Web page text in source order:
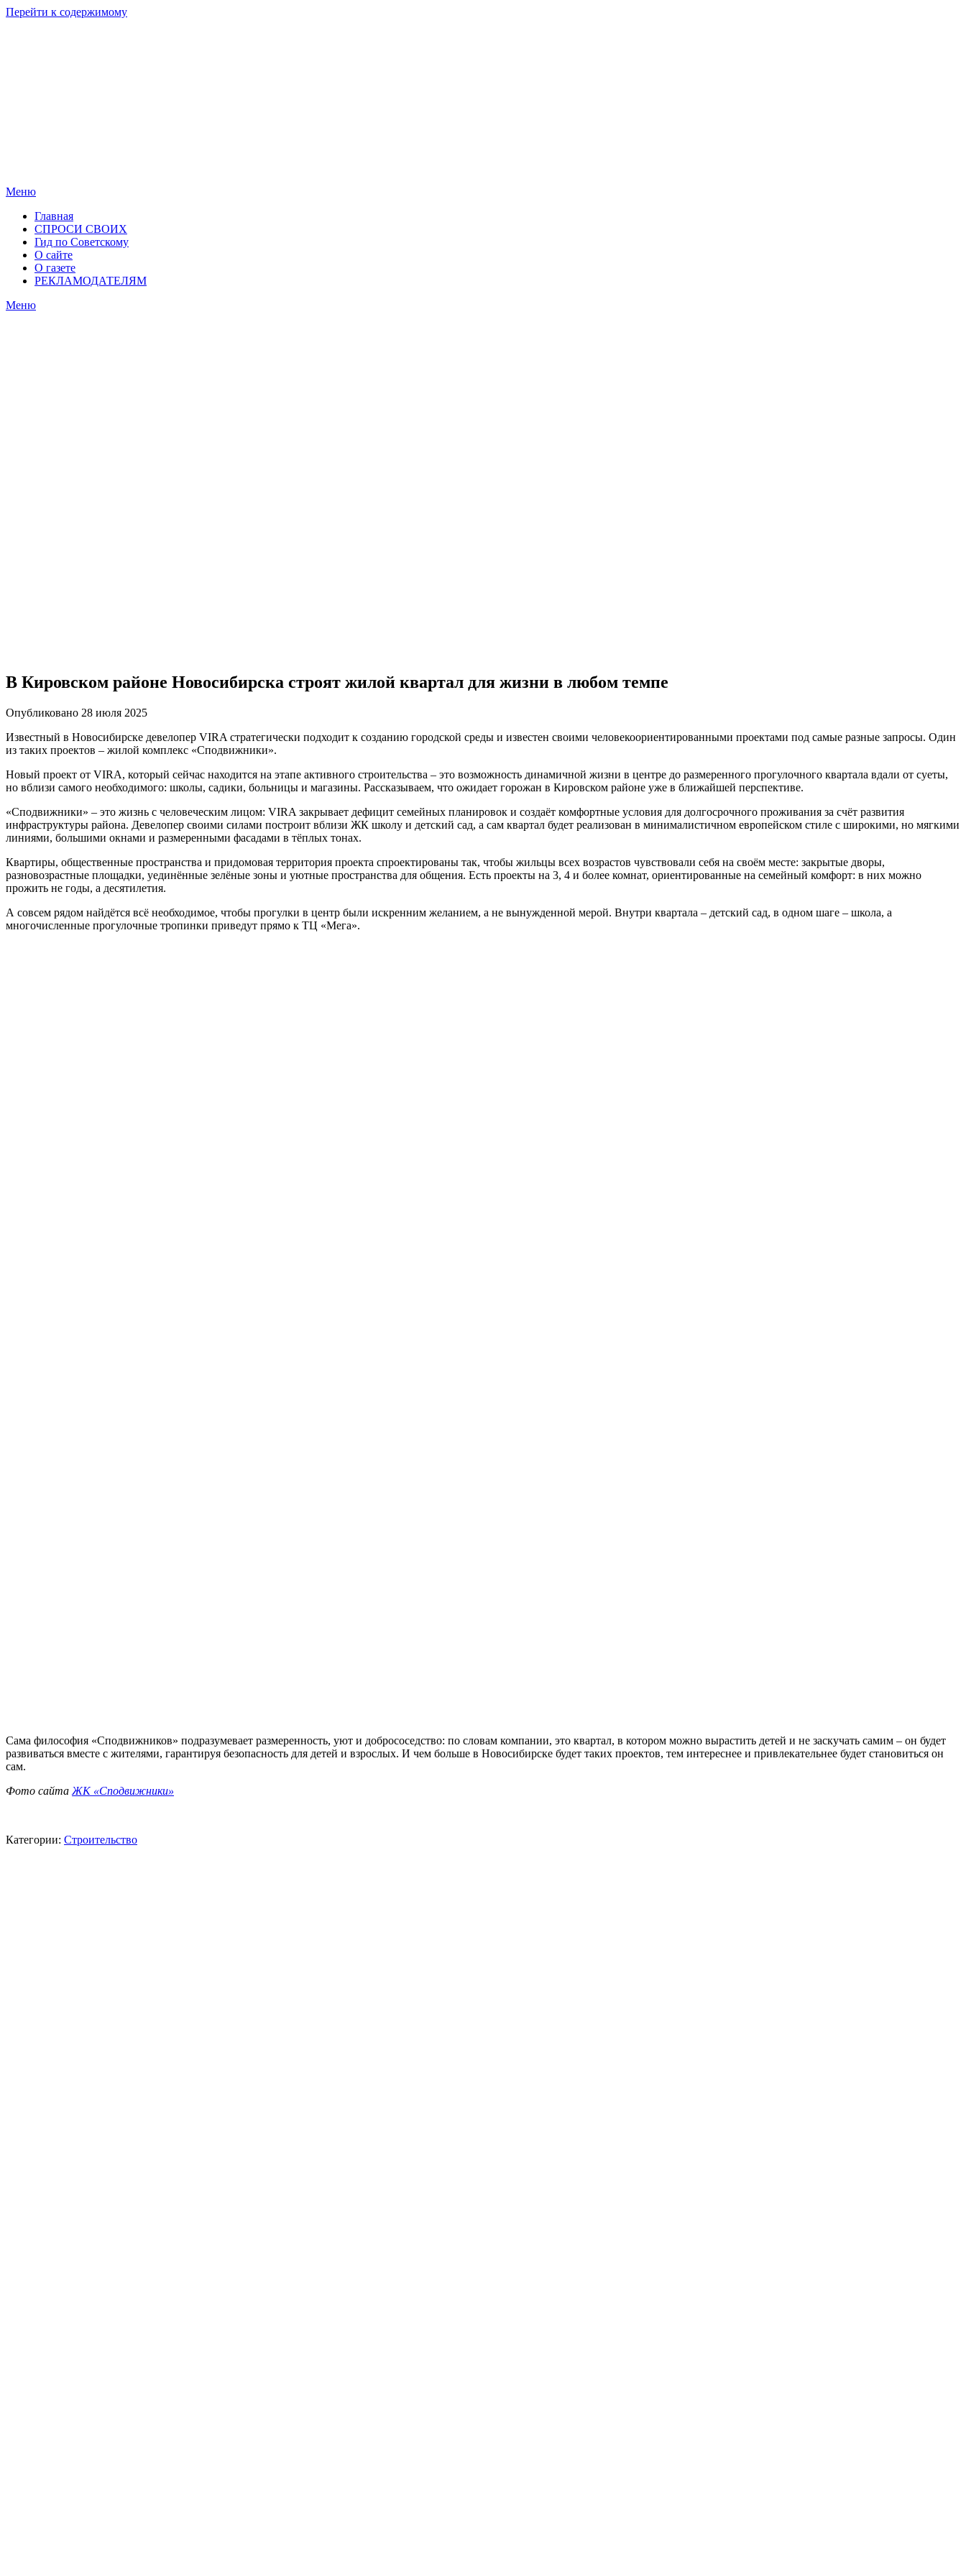
Перейти к содержимому
Меню
Главная
СПРОСИ СВОИХ
Гид по Советскому
О сайте
О газете
РЕКЛАМОДАТЕЛЯМ
Меню
В Кировском районе Новосибирска строят жилой квартал для жизни в любом темпе
Опубликовано 28 июля 2025
Известный в Новосибирске девелопер VIRA стратегически подходит к созданию городской среды и известен своими человекоориентированными проектами под самые разные запросы. Один
из таких проектов – жилой комплекс «Сподвижники».
Новый проект от VIRA, который сейчас находится на этапе активного строительства – это возможность динамичной жизни в центре до размеренного прогулочного квартала вдали от суеты,
но вблизи самого необходимого: школы, садики, больницы и магазины. Рассказываем, что ожидает горожан в Кировском районе уже в ближайшей перспективе.
«Сподвижники» – это жизнь с человеческим лицом: VIRA закрывает дефицит семейных планировок и создаёт комфортные условия для долгосрочного проживания за счёт развития
инфраструктуры района. Девелопер своими силами построит вблизи ЖК школу и детский сад, а сам квартал будет реализован в минималистичном европейском стиле с широкими, но мягкими
линиями, большими окнами и размеренными фасадами в тёплых тонах.
Квартиры, общественные пространства и придомовая территория проекта спроектированы так, чтобы жильцы всех возрастов чувствовали себя на своём месте: закрытые дворы,
разновозрастные площадки, уединённые зелёные зоны и уютные пространства для общения. Есть проекты на 3, 4 и более комнат, ориентированные на семейный комфорт: в них можно
прожить не годы, а десятилетия.
А совсем рядом найдётся всё необходимое, чтобы прогулки в центр были искренним желанием, а не вынужденной мерой. Внутри квартала – детский сад, в одном шаге – школа, а
многочисленные прогулочные тропинки приведут прямо к ТЦ «Мега».
Сама философия «Сподвижников» подразумевает размеренность, уют и добрососедство: по словам компании, это квартал, в котором можно вырастить детей и не заскучать самим – он будет
развиваться вместе с жителями, гарантируя безопасность для детей и взрослых. И чем больше в Новосибирске будет таких проектов, тем интереснее и привлекательнее будет становиться он
сам.
Фото сайта ЖК «Сподвижники»
Категории: Строительство